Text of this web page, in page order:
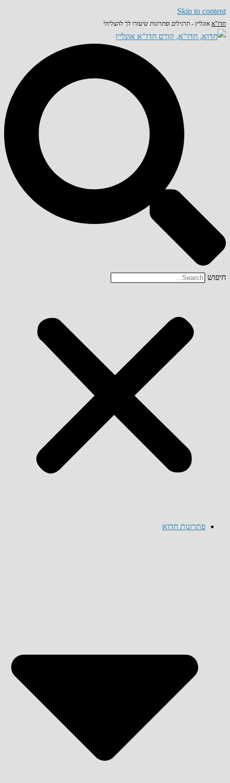
Skip to content
חדו"א אונליין - תרגילים ופתרונות שיעזרו לך להצליח!
חיפוש
פתרונות חדוא